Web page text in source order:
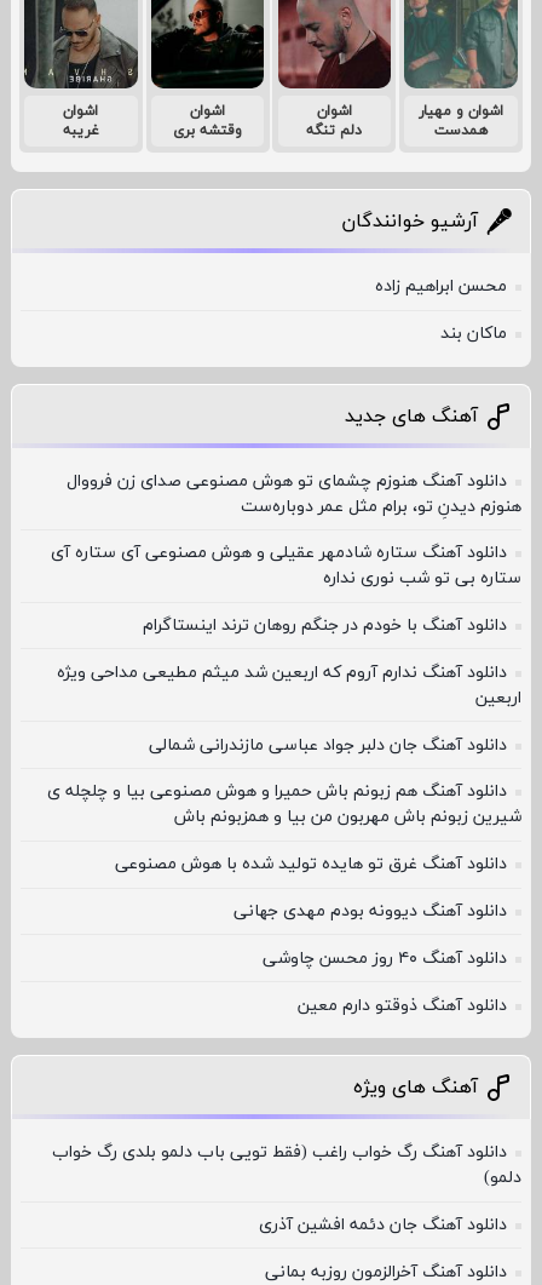
اشوان و مهیار
همدست
اشوان
دلم تنگه
اشوان
وقتشه بری
اشوان
غریبه
آرشیو خوانندگان
محسن ابراهیم زاده
ماکان بند
آهنگ های جدید
دانلود آهنگ هنوزم چشمای تو هوش مصنوعی صدای زن فرووال
هنوزم دیدنِ تو، برام مثل عمر دوباره‌ست
دانلود آهنگ ستاره شادمهر عقیلی و هوش مصنوعی آی ستاره آی
ستاره بی تو شب نوری نداره
دانلود آهنگ با خودم در جنگم روهان ترند اینستاگرام
دانلود آهنگ ندارم آروم که اربعین شد میثم مطیعی مداحی ویژه
اربعین
دانلود آهنگ جان دلبر جواد عباسی مازندرانی شمالی
دانلود آهنگ هم زبونم باش حمیرا و هوش مصنوعی بیا و چلچله ی
شیرین زبونم باش مهربون من بیا و همزبونم باش
دانلود آهنگ غرق تو هایده تولید شده با هوش مصنوعی
دانلود آهنگ دیوونه بودم مهدی جهانی
دانلود آهنگ ۴۰ روز محسن چاوشی
دانلود آهنگ ذوقتو دارم معین
آهنگ های ویژه
دانلود آهنگ رگ خواب راغب (فقط تویی باب دلمو بلدی رگ خواب
دلمو)
دانلود آهنگ جان دئمه افشین آذری
دانلود آهنگ آخرالزمون روزبه بمانی